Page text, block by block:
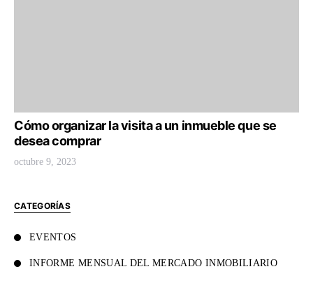
Cómo organizar la visita a un inmueble que se
desea comprar
octubre 9, 2023
CATEGORÍAS
EVENTOS
INFORME MENSUAL DEL MERCADO INMOBILIARIO